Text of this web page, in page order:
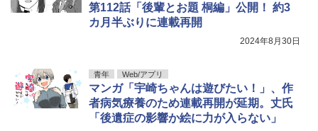
第112話「後輩とお題 桐編」公開！ 約3
カ月半ぶりに連載再開
2024年8月30日
青年 Web/アプリ
マンガ「宇崎ちゃんは遊びたい！」、作
者病気療養のため連載再開が延期。丈氏
「後遺症の影響か絵に力が入らない」